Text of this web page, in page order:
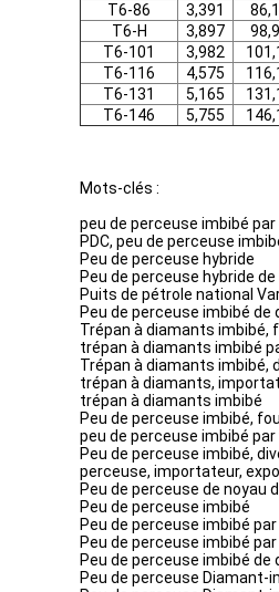
T6-86
3,391
T6-H
3,897
T6-101
3,982
T6-116
4,575
T6-131
5,165
T6-146
5,755
Mots-clés :
peu de perceuse imbibé
PDC, peu de perceuse
Peu de perceuse hybride
Peu de perceuse hybride
Puits de pétrole national
Peu de perceuse imbibé de
Trépan à diamants
trépan à diamants imbibé
Trépan à diamants imbibé,
trépan à diamants,
trépan à diamants imbibé
Peu de perceuse imbibé,
peu de perceuse imbibé
Peu de perceuse imbibé,
perceuse, importateur,
Peu de perceuse de noyau
Peu de perceuse imbibé
Peu de perceuse imbibé
Peu de perceuse imbibé
Peu de perceuse imbibé de
Peu de perceuse Diamant-